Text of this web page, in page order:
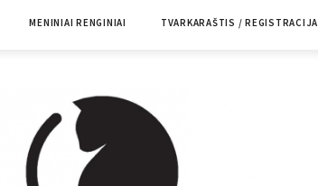
MENINIAI RENGINIAI TVARKARAŠTIS / REGISTRACIJA